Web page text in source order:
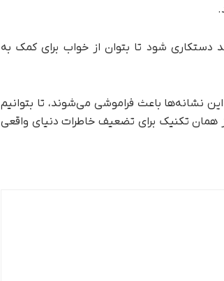
دستکاری شود تا بتوان از خواب برای کمک به
باعث فراموشی می‌شوند، تا بتوانیم
از همان تکنیک برای تضعیف خاطرات دنیای واقعی